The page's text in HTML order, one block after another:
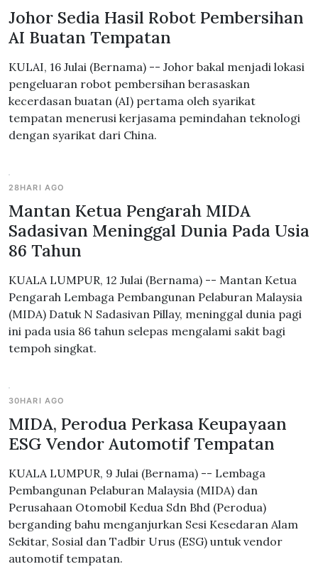
Johor Sedia Hasil Robot Pembersihan
AI Buatan Tempatan
KULAI, 16 Julai (Bernama) -- Johor bakal menjadi lokasi
pengeluaran robot pembersihan berasaskan
kecerdasan buatan (AI) pertama oleh syarikat
tempatan menerusi kerjasama pemindahan teknologi
dengan syarikat dari China.
28HARI AGO
Mantan Ketua Pengarah MIDA
Sadasivan Meninggal Dunia Pada Usia
86 Tahun
KUALA LUMPUR, 12 Julai (Bernama) -- Mantan Ketua
Pengarah Lembaga Pembangunan Pelaburan Malaysia
(MIDA) Datuk N Sadasivan Pillay, meninggal dunia pagi
ini pada usia 86 tahun selepas mengalami sakit bagi
tempoh singkat.
30HARI AGO
MIDA, Perodua Perkasa Keupayaan
ESG Vendor Automotif Tempatan
KUALA LUMPUR, 9 Julai (Bernama) -- Lembaga
Pembangunan Pelaburan Malaysia (MIDA) dan
Perusahaan Otomobil Kedua Sdn Bhd (Perodua)
berganding bahu menganjurkan Sesi Kesedaran Alam
Sekitar, Sosial dan Tadbir Urus (ESG) untuk vendor
automotif tempatan.